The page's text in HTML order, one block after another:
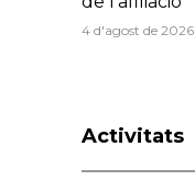
4 d'agost de 2026
Activitats